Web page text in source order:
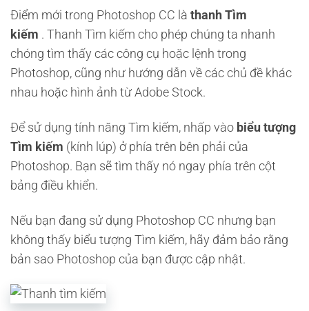
Điểm mới trong Photoshop CC là thanh Tìm
kiếm . Thanh Tìm kiếm cho phép chúng ta nhanh
chóng tìm thấy các công cụ hoặc lệnh trong
Photoshop, cũng như hướng dẫn về các chủ đề khác
nhau hoặc hình ảnh từ Adobe Stock.
Để sử dụng tính năng Tìm kiếm, nhấp vào biểu tượng
Tìm kiếm (kính lúp) ở phía trên bên phải của
Photoshop. Bạn sẽ tìm thấy nó ngay phía trên cột
bảng điều khiển.
Nếu bạn đang sử dụng Photoshop CC nhưng bạn
không thấy biểu tượng Tìm kiếm, hãy đảm bảo rằng
bản sao Photoshop của bạn được cập nhật.